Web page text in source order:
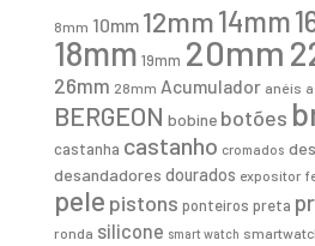
8mm 10mm 12mm14mm
18mm 19mm 20mm
26mm 28mm Acumulador anéis
BERGEON bobine botões
castanha castanho cromados
desandadores dourados expositor
pele pistons ponteiros preta
ronda silicone smart watch